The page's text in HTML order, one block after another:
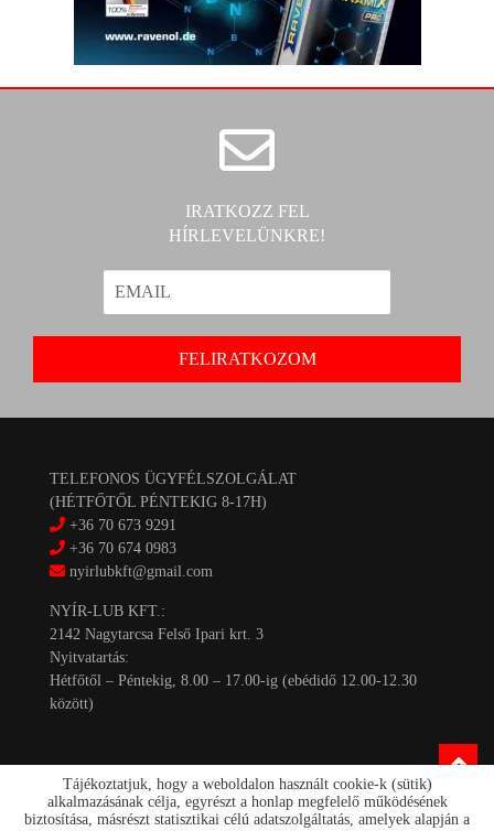
IRATKOZZ FEL
HÍRLEVELÜNKRE!
TELEFONOS ÜGYFÉLSZOLGÁLAT
(HÉTFŐTŐL PÉNTEKIG 8-17H)
+36 70 673 9291
+36 70 674 0983
nyirlubkft@gmail.com
NYÍR-LUB KFT.:
2142 Nagytarcsa Felső Ipari krt. 3
Nyitvatartás:
Hétfőtől – Péntekig, 8.00 – 17.00-ig (ebédidő 12.00-12.30
között)
Tájékoztatjuk, hogy a weboldalon használt cookie-k (sütik)
alkalmazásának célja, egyrészt a honlap megfelelő működésének
biztosítása, másrészt statisztikai célú adatszolgáltatás, amelyek alapján a